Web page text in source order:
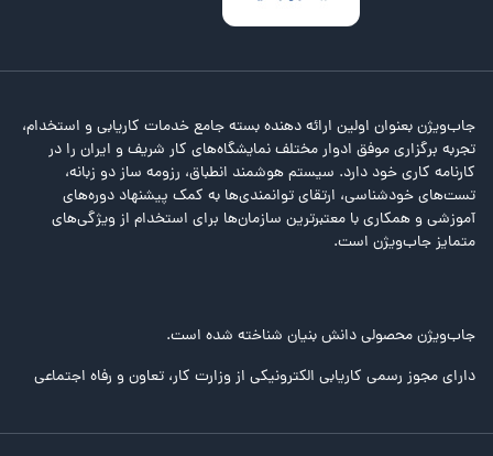
جاب‌ویژن بعنوان اولین ارائه دهنده بسته جامع خدمات کاریابی و استخدام،
تجربه برگزاری موفق ادوار مختلف نمایشگاه‌های کار شریف و ایران را در
کارنامه کاری خود دارد. سیستم هوشمند انطباق، رزومه ساز دو زبانه،
تست‌های خودشناسی، ارتقای توانمندی‌ها به کمک پیشنهاد دوره‌های
آموزشی و همکاری با معتبرترین سازمان‌ها برای استخدام از ویژگی‌های
متمایز جاب‌ویژن است.
جاب‌ویژن محصولی دانش بنیان شناخته شده است.
دارای مجوز رسمی کاریابی الکترونیکی از وزارت کار، تعاون و رفاه اجتماعی